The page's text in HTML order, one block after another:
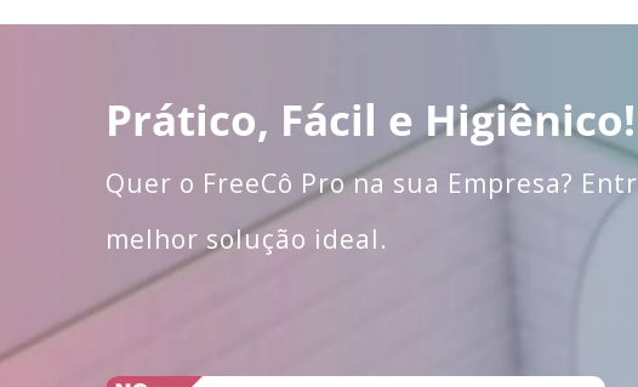
Prático, Fácil e Higiênico!
Quer o FreeCô Pro na sua Empresa?
melhor solução ideal.